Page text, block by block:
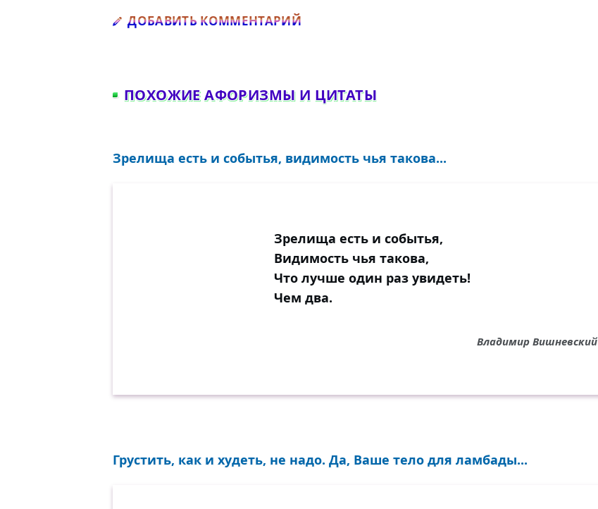
ДОБАВИТЬ КОММЕНТАРИЙ
ПОХОЖИЕ АФОРИЗМЫ И ЦИТАТЫ
Зрелища есть и событья, видимость чья такова...
Зрелища есть и событья,
Видимость чья такова,
Что лучше один раз увидеть!
Чем два.
Владимир Вишневский
Грустить, как и худеть, не надо. Да, Ваше тело для ламбады...